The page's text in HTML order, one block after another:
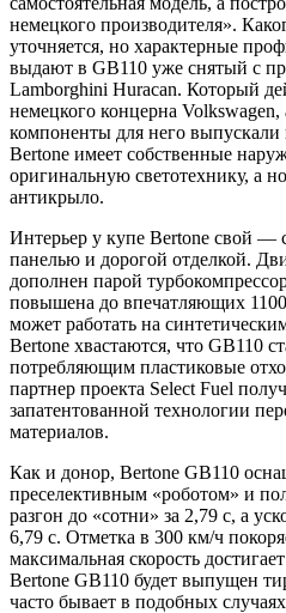
немецкого производителя».
уточняется, но характерные
выдают в GB110 уже снятый с
Lamborghini Huracan. Который
немецкого концерна
компоненты для него
Bertone имеет собственные
оригинальную светотехнику, а
антикрыло.
Интерьер у купе Bertone свой —
панелью и дорогой отделкой.
дополнен парой
повышена до впечатляющих
может работать на
Bertone хвастаются, что GB110
потребляющим пластиковые
партнер проекта Select Fuel
запатентованной технологии
материалов.
Как и донор, Bertone GB110
преселективным «роботом» и
разгон до «сотни» за 2,79 с, а
6,79 с. Отметка в 300 км/ч
максимальная скорость
Bertone GB110 будет выпущен
часто бывает в подобных